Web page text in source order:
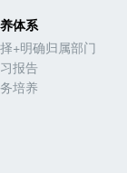
体系
+明确归属部门
报告
培养